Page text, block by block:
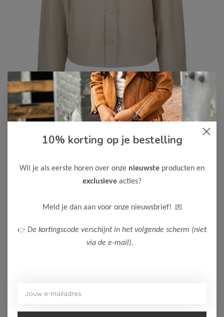
Le Chic Garçon
Le Chic Garcon Jongens
Overhemd EVI
25,00
Maak een keuze:
128
10% korting op je bestelling
Wil je als eerste horen over onze nieuwste producten en
exclusieve acties?
Meld je dan aan voor onze nieuwsbrief! 💌
👉 De kortingscode verschijnt in het volgende scherm (niet
via de e-mail).